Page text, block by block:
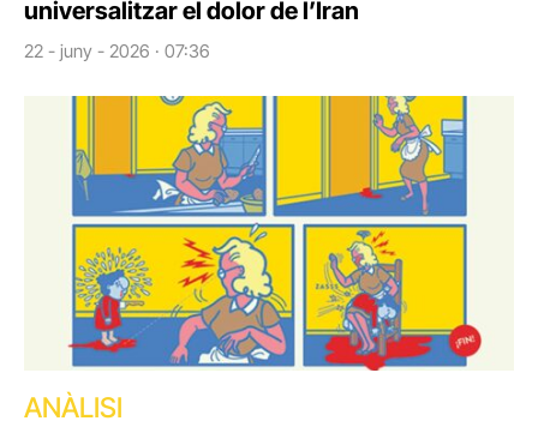
universalitzar el dolor de l’Iran
22 - juny - 2026 · 07:36
ANÀLISI